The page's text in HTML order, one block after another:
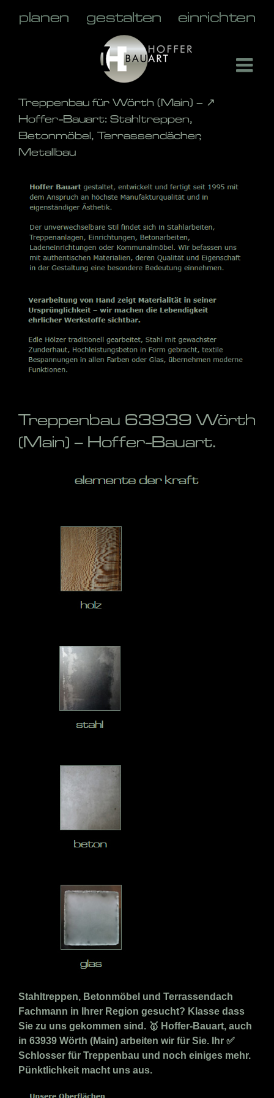
Treppenbau für Wörth (Main) – ↗️
Hoffer-Bauart: Stahltreppen,
Betonmöbel, Terrassendächer,
Metallbau
Treppenbau 63939 Wörth
(Main) – Hoffer-Bauart.
Stahltreppen, Betonmöbel und Terrassendach
Fachmann in Ihrer Region gesucht? Klasse dass
Sie zu uns gekommen sind. 🥇 Hoffer-Bauart, auch
in 63939 Wörth (Main) arbeiten wir für Sie. Ihr ✅
Schlosser für Treppenbau und noch einiges mehr.
Pünktlichkeit macht uns aus.